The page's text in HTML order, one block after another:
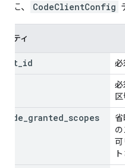
表に、 CodeClientConfig
パティ
id 必
必
granted scopes
可